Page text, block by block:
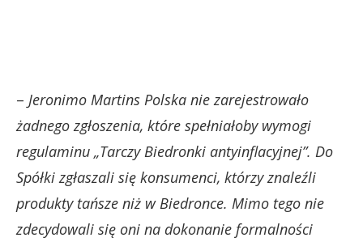
– Jeronimo Martins Polska nie zarejestrowało
żadnego zgłoszenia, które spełniałoby wymogi
regulaminu „Tarczy Biedronki antyinflacyjnej”. Do
Spółki zgłaszali się konsumenci, którzy znaleźli
produkty tańsze niż w Biedronce. Mimo tego nie
zdecydowali się oni na dokonanie formalności